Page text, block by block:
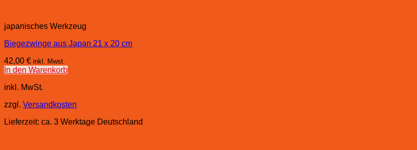
japanisches Werkzeug
Biegezwinge aus Japan 21 x 20 cm
42,00 € inkl. Mwst.
In den Warenkorb
inkl. MwSt.
zzgl. Versandkosten
Lieferzeit: ca. 3 Werktage Deutschland